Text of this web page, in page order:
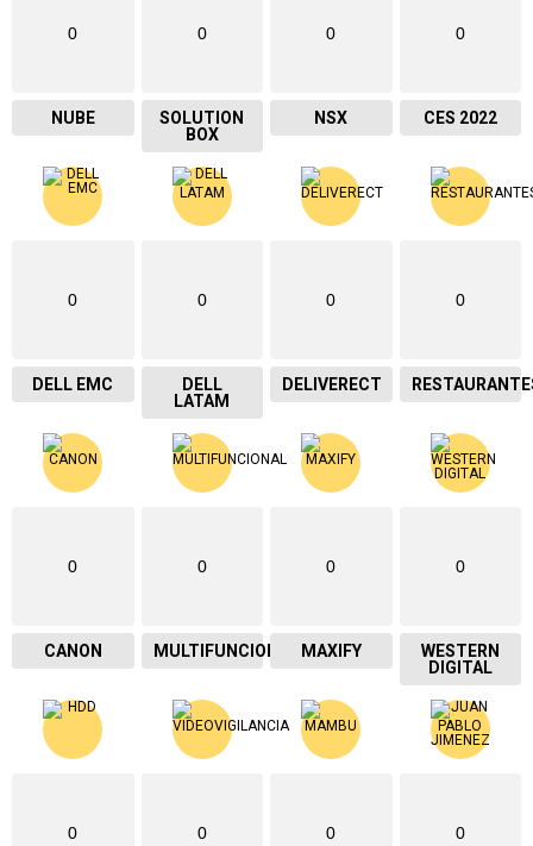
0
NUBE
0
SOLUTION
BOX
0
NSX
0
CES 2022
0
DELL EMC
0
DELL
LATAM
0
DELIVERECT
0
0
CANON
0
MULTIFUNCIONAL
0
MAXIFY
0
WESTERN
DIGITAL
0 0 0 0